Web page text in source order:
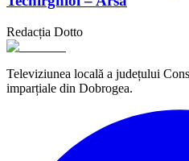
Redacția Dotto
Televiziunea locală a județului
imparțiale din Dobrogea.